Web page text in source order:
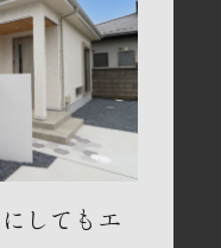
してもエ